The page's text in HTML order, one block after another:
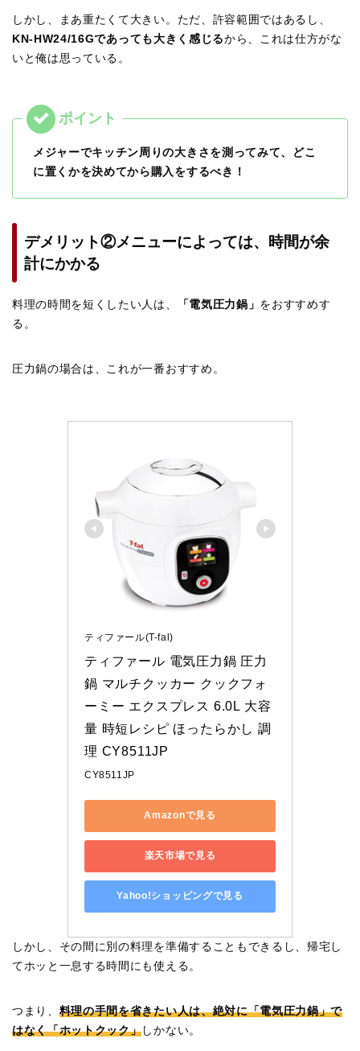
しかし、まあ重たくて大きい。ただ、許容範囲ではあるし、
KN-HW24/16Gであっても大きく感じるから、これは仕方がな
いと俺は思っている。
メジャーでキッチン周りの大きさを測ってみて、どこ
に置くかを決めてから購入をするべき！
デメリット②メニューによっては、時間が余
計にかかる
料理の時間を短くしたい人は、 「電気圧力鍋」 をおすすめす
る。
圧力鍋の場合は、これが一番おすすめ。
ティファール(T-fal)
ティファール 電気圧力鍋 圧力
鍋 マルチクッカー クックフォ
ーミー エクスプレス 6.0L 大容
量 時短レシピ ほったらかし 調
理 CY8511JP
CY8511JP
Amazonで見る
楽天市場で見る
Yahoo!ショッピングで見る
しかし、その間に別の料理を準備することもできるし、帰宅し
てホッと一息する時間にも使える。
つまり、 料理の手間を省きたい人は、絶対に「電気圧力鍋」で
はなく「ホットクック」 しかない。